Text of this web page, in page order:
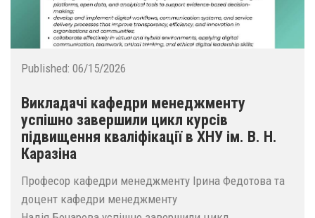
Published: 06/15/2026
Викладачі кафедри менеджменту
успішно завершили цикл курсів
підвищення кваліфікації в ХНУ ім. В. Н.
Каразіна
Професор кафедри менеджменту Ірина Федотова та
доцент кафедри менеджменту